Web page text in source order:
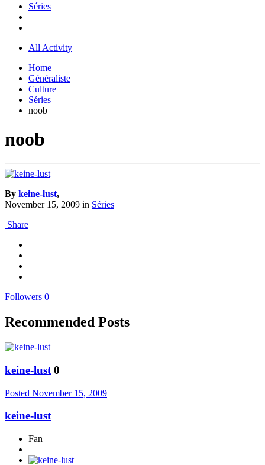
Séries
All Activity
Home
Généraliste
Culture
Séries
noob
noob
By keine-lust,
November 15, 2009 in Séries
Share
Followers 0
Recommended Posts
keine-lust 0
Posted November 15, 2009
keine-lust
Fan